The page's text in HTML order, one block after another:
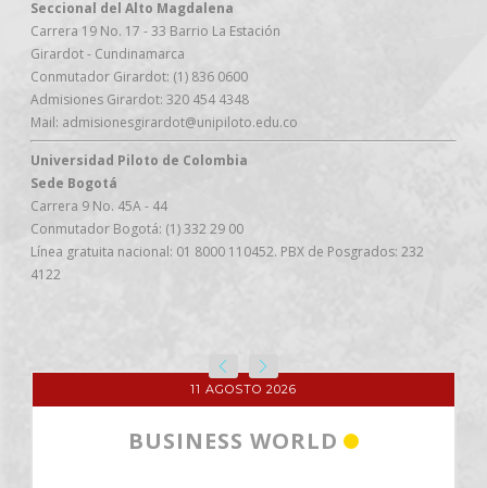
Seccional del Alto Magdalena
Carrera 19 No. 17 - 33 Barrio La Estación
Girardot - Cundinamarca
Conmutador Girardot: (1) 836 0600
Admisiones Girardot: 320 454 4348
Mail: admisionesgirardot@unipiloto.edu.co
Universidad Piloto de Colombia
Sede Bogotá
Carrera 9 No. 45A - 44
Conmutador Bogotá: (1) 332 29 00
Línea gratuita nacional: 01 8000 110452. PBX de Posgrados: 232
4122